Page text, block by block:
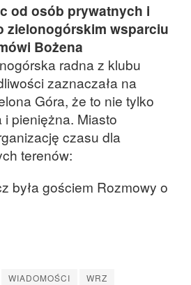
od osób prywatnych i
zielonogórskim wsparciu
Bożena
radna z klubu
zaznaczała na
Góra, że to nie tylko
pieniężna. Miasto
czasu dla
terenów:
była gościem Rozmowy o
WIADOMOŚCI
WRZ